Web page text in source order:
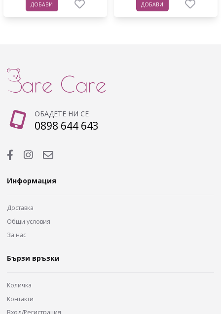
ДОБАВИ ДОБАВИ
ОБАДЕТЕ НИ СЕ
0898 644 643
Информация
Доставка
Общи условия
За нас
Бързи връзки
Количка
Контакти